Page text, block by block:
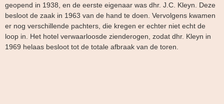
geopend in 1938, en de eerste eigenaar was dhr. J.C. Kleyn. Deze
besloot de zaak in 1963 van de hand te doen. Vervolgens kwamen
er nog verschillende pachters, die kregen er echter niet echt de
loop in. Het hotel verwaarloosde zienderogen, zodat dhr. Kleyn in
1969 helaas besloot tot de totale afbraak van de toren.